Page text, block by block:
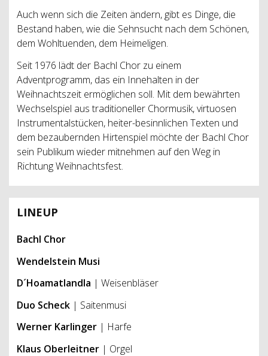
Auch wenn sich die Zeiten ändern, gibt es Dinge, die
Bestand haben, wie die Sehnsucht nach dem Schönen,
dem Wohltuenden, dem Heimeligen.
Seit 1976 lädt der Bachl Chor zu einem
Adventprogramm, das ein Innehalten in der
Weihnachtszeit ermöglichen soll. Mit dem bewährten
Wechselspiel aus traditioneller Chormusik, virtuosen
Instrumentalstücken, heiter-besinnlichen Texten und
dem bezaubernden Hirtenspiel möchte der Bachl Chor
sein Publikum wieder mitnehmen auf den Weg in
Richtung Weihnachtsfest.
LINEUP
Bachl Chor
Wendelstein Musi
D´Hoamatlandla | Weisenbläser
Duo Scheck | Saitenmusi
Werner Karlinger | Harfe
Klaus Oberleitner | Orgel